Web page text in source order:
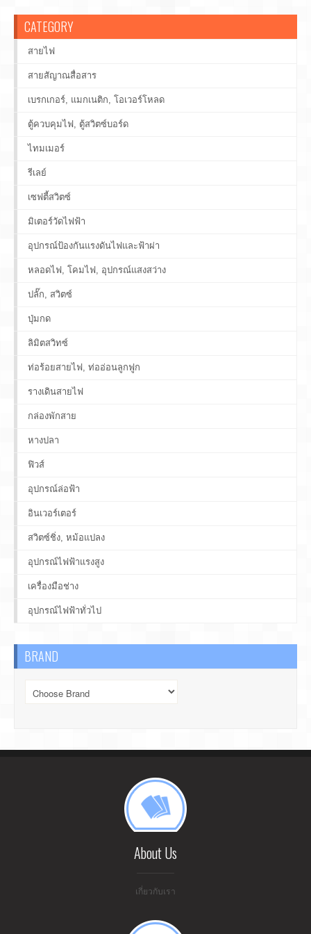
CATEGORY
สายไฟ
สายสัญาณสื่อสาร
เบรกเกอร์, แมกเนติก, โอเวอร์โหลด
ตู้ควบคุมไฟ, ตู้สวิตซ์บอร์ด
ไทมเมอร์
รีเลย์
เซฟตี้สวิตซ์
มิเตอร์วัดไฟฟ้า
อุปกรณ์ป้องกันแรงดันไฟและฟ้าผ่า
หลอดไฟ, โคมไฟ, อุปกรณ์แสงสว่าง
ปลั๊ก, สวิตซ์
ปุ่มกด
ลิมิตสวิทซ์
ท่อร้อยสายไฟ, ท่ออ่อนลูกฟูก
รางเดินสายไฟ
กล่องพักสาย
หางปลา
ฟิวส์
อุปกรณ์ล่อฟ้า
อินเวอร์เตอร์
สวิตซ์ชิ่ง, หม้อแปลง
อุปกรณ์ไฟฟ้าแรงสูง
เครื่องมือช่าง
อุปกรณ์ไฟฟ้าทั่วไป
BRAND
About Us
เกี่ยวกับเรา